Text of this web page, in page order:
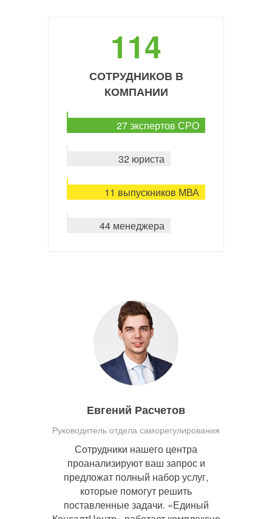
114
СОТРУДНИКОВ В
КОМПАНИИ
27 экспертов СРО
32 юриста
11 выпускников МВА
44 менеджера
Евгений Расчетов
Руководитель отдела саморегулирования
Сотрудники нашего центра
проанализируют ваш запрос и
предложат полный набор услуг,
которые помогут решить
поставленные задачи. «Единый